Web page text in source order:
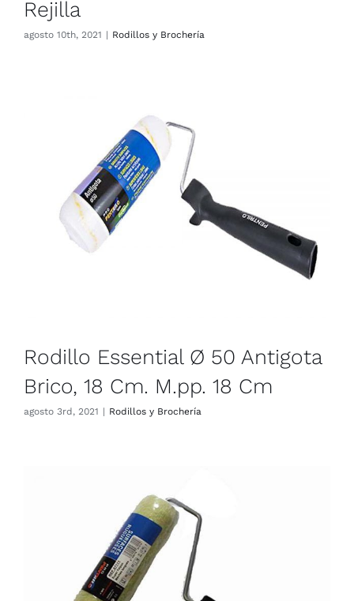
Rejilla
agosto 10th, 2021 | Rodillos y Brochería
Rodillo Essential Ø 50 Antigota
Brico, 18 Cm. M.pp. 18 Cm
agosto 3rd, 2021 | Rodillos y Brochería